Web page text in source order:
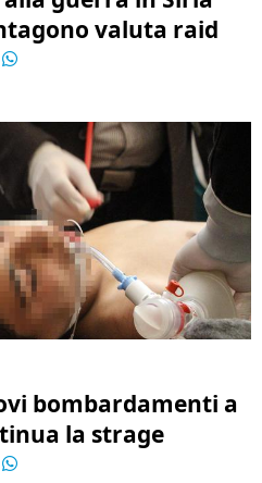
valuta raid
bombardamenti a
la strage